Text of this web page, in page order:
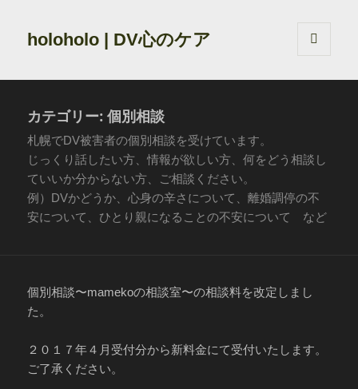
holoholo | DV心のケア
ーとウ
カテゴリー:個別相談
札幌でDV被害者の個別相談を受けています。
じっくり話したい方、情報が欲しい方、何をどう相談し
ていいか分からない方、ご相談ください。
例）DVかどうか、心身の辛さについて、離婚調停の不
安について、ひとり親になることの不安について など
個別相談〜mamekoの相談室〜の相談料を改定しまし
た。
２０１７年４月受付分から新料金にて受付いたします。
ご了承ください。